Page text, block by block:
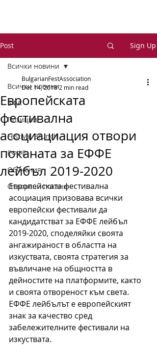
Post Sign Up
Всички новини
БФА
Позиции
Festival Brunch
ЕФФЕ
Обучения
Отворени покани
Всички новини
Европейската
фестивална
асоциациация отвори
поканата за ЕФФЕ
лейбъл 2019-2020
BulgarianFestAssociation
Dec 14, 2018 2 min read
Европейската фестивална
асоциация призовава всички
европейски фестивали да
кандидатстват за ЕФФЕ лейбъл
2019-2020, споделяйки своята
ангажираност в областта на
изкуствата, своята стратегия за
въвличане на общността в
дейностите на платформите, както
и своята отвореност към света.
ЕФФЕ лейбълът е европейският
знак за качество сред
забележителните фестивали на
изкуствата.